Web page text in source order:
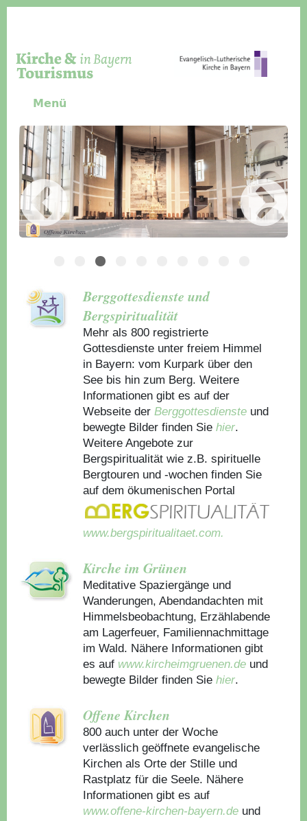
Menü
Slider Icon
Bild
Häuser für Gruppen
Berggottesdienste und
Bergspiritualität
Mehr als 800 registrierte
Gottesdienste unter freiem Himmel
in Bayern: vom Kurpark über den
See bis hin zum Berg. Weitere
Informationen gibt es auf der
Webseite derBerggottesdienste und
bewegte Bilder finden Sie hier.
Weitere Angebote zur
Bergspiritualität wie z.B. spirituelle
Bergtouren und -wochen finden Sie
auf dem ökumenischen Portal
www.bergspiritualitaet.com.
Kirche im Grünen
Meditative Spaziergänge und
Wanderungen, Abendandachten mit
Himmelsbeobachtung, Erzählabende
am Lagerfeuer, Familiennachmittage
im Wald. Nähere Informationen gibt
es auf www.kircheimgruenen.de und
bewegte Bilder finden Sie hier.
Offene Kirchen
800 auch unter der Woche
verlässlich geöffnete evangelische
Kirchen als Orte der Stille und
Rastplatz für die Seele. Nähere
Informationen gibt es auf
www.offene-kirchen-bayern.de und